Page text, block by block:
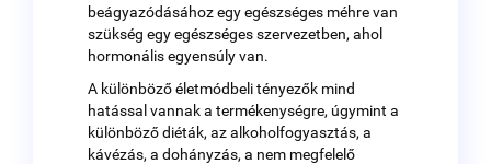
beágyazódásához egy egészséges méhre van
szükség egy egészséges szervezetben, ahol
hormonális egyensúly van.
A különböző életmódbeli tényezők mind
hatással vannak a termékenységre, úgymint a
különböző diéták, az alkoholfogyasztás, a
kávézás, a dohányzás, a nem megfelelő